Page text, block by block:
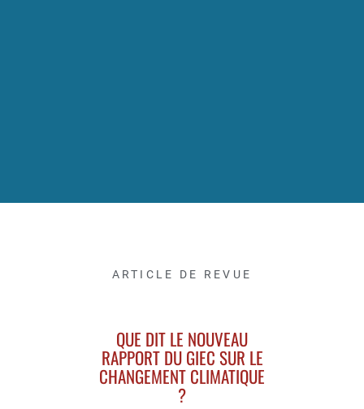
ARTICLE DE REVUE
QUE DIT LE NOUVEAU
RAPPORT DU GIEC SUR LE
CHANGEMENT CLIMATIQUE
?